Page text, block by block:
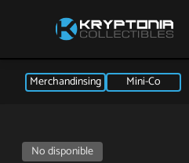
Merchandinsing Mini-Co
No disponible